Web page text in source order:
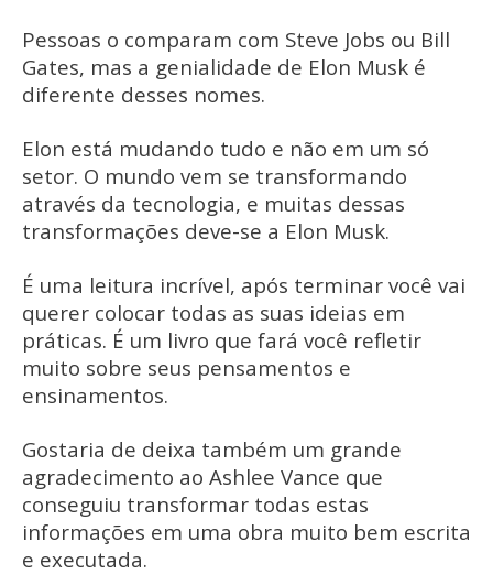
Pessoas o comparam com Steve Jobs ou Bill
Gates, mas a genialidade de Elon Musk é
diferente desses nomes.
Elon está mudando tudo e não em um só
setor. O mundo vem se transformando
através da tecnologia, e muitas dessas
transformações deve-se a Elon Musk.
É uma leitura incrível, após terminar você vai
querer colocar todas as suas ideias em
práticas. É um livro que fará você refletir
muito sobre seus pensamentos e
ensinamentos.
Gostaria de deixa também um grande
agradecimento ao Ashlee Vance que
conseguiu transformar todas estas
informações em uma obra muito bem escrita
e executada.